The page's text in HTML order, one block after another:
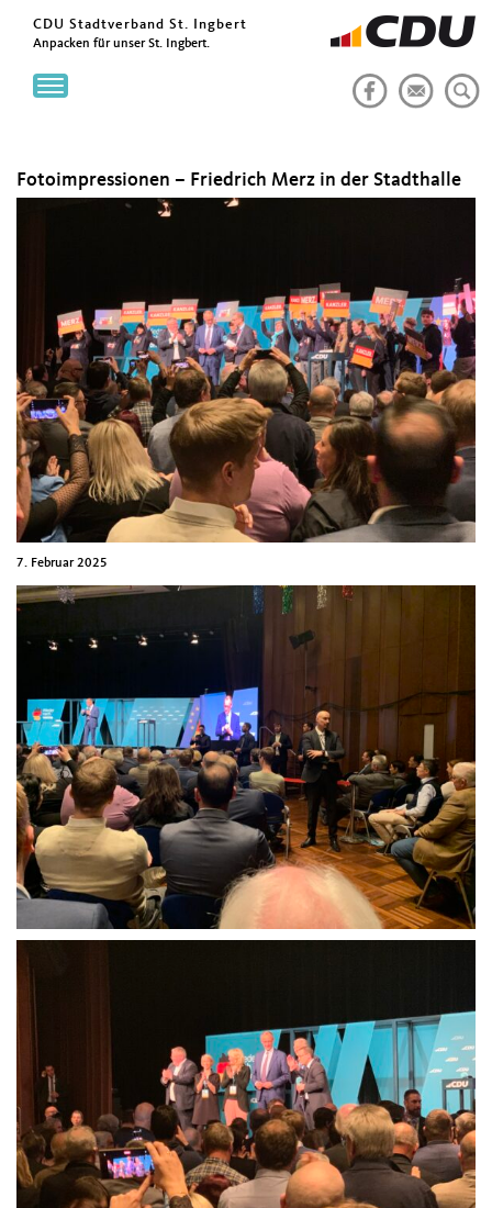
CDU Stadtverband St. Ingbert
Anpacken für unser St. Ingbert.
Toggle
navigation
Fotoimpressionen – Friedrich Merz in der Stadthalle
7. Februar 2025